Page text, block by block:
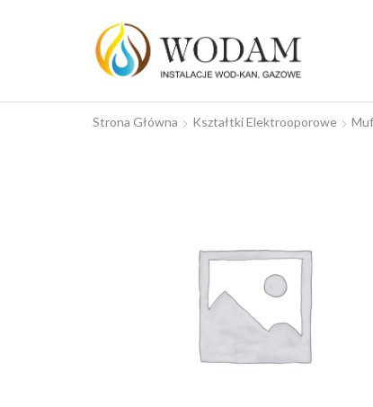
Strona Główna Kształtki Elektrooporowe